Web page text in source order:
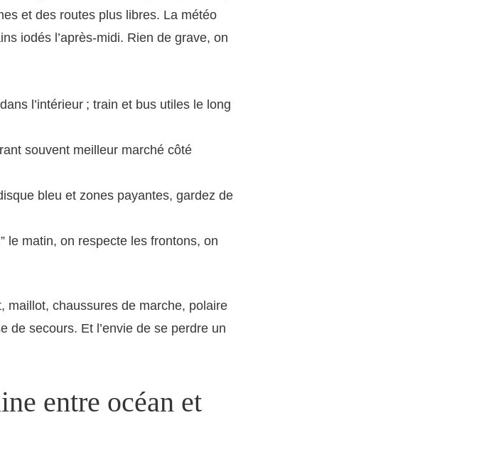
et des routes plus libres. La météo
iodés l’après-midi. Rien de grave, on
l’intérieur ; train et bus utiles le long
souvent meilleur marché côté
bleu et zones payantes, gardez de
le matin, on respecte les frontons, on
maillot, chaussures de marche, polaire
de secours. Et l’envie de se perdre un
entre océan et